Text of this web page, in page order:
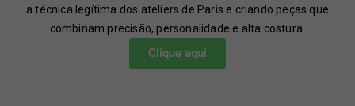
a técnica legítima dos ateliers de Paris e criando peças que
combinam precisão, personalidade e alta costura.
Clique aqui